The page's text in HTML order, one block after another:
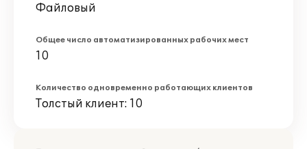
Файловый
Общее число автоматизированных рабочих мест
10
Количество одновременно работающих клиентов
Толстый клиент: 10